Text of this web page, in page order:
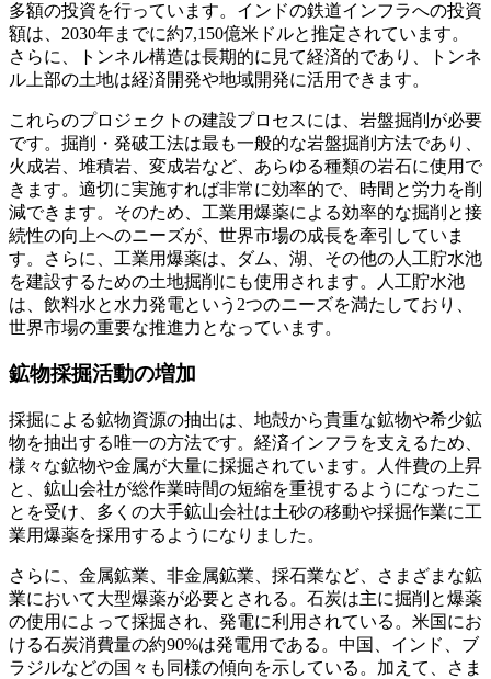
多額の投資を行っています。インドの鉄道インフラへの投資
額は、2030年までに約7,150億米ドルと推定されています。
さらに、トンネル構造は長期的に見て経済的であり、トンネ
ル上部の土地は経済開発や地域開発に活用できます。
これらのプロジェクトの建設プロセスには、岩盤掘削が必要
です。掘削・発破工法は最も一般的な岩盤掘削方法であり、
火成岩、堆積岩、変成岩など、あらゆる種類の岩石に使用で
きます。適切に実施すれば非常に効率的で、時間と労力を削
減できます。そのため、工業用爆薬による効率的な掘削と接
続性の向上へのニーズが、世界市場の成長を牽引していま
す。さらに、工業用爆薬は、ダム、湖、その他の人工貯水池
を建設するための土地掘削にも使用されます。人工貯水池
は、飲料水と水力発電という2つのニーズを満たしており、
世界市場の重要な推進力となっています。
鉱物採掘活動の増加
採掘による鉱物資源の抽出は、地殻から貴重な鉱物や希少鉱
物を抽出する唯一の方法です。経済インフラを支えるため、
様々な鉱物や金属が大量に採掘されています。人件費の上昇
と、鉱山会社が総作業時間の短縮を重視するようになったこ
とを受け、多くの大手鉱山会社は土砂の移動や採掘作業に工
業用爆薬を採用するようになりました。
さらに、金属鉱業、非金属鉱業、採石業など、さまざまな鉱
業において大型爆薬が必要とされる。石炭は主に掘削と爆薬
の使用によって採掘され、発電に利用されている。米国にお
ける石炭消費量の約90%は発電用である。中国、インド、ブ
ラジルなどの国々も同様の傾向を示している。加えて、さま